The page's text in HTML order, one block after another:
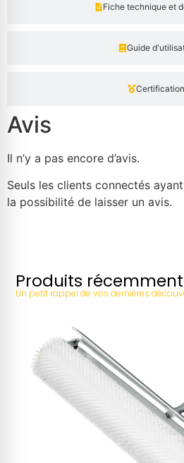
Fiche technique et
Guide
Avis
Il n’y a pas encore d’avis.
Seuls les clients connectés
la possibilité de laisser un avis.
Produits
Un petit rappel de vos dernières